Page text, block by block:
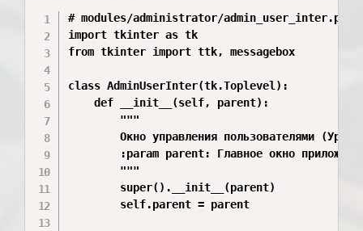
# modules/administrator/admin_user_inter.py
import tkinter as tk
from tkinter import ttk, messagebox
class AdminUserInter(tk.Toplevel):
    def __init__(self, parent):
        """
Окно управления пользователями
:param parent: Главное окно
        """
        super().__init__(parent)
        self.parent = parent